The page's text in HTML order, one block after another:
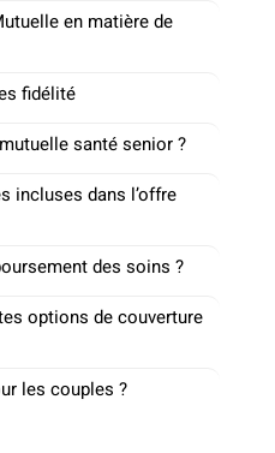
en matière de
fidélité
santé senior ?
incluses dans l’offre
des soins ?
options de couverture
les couples ?